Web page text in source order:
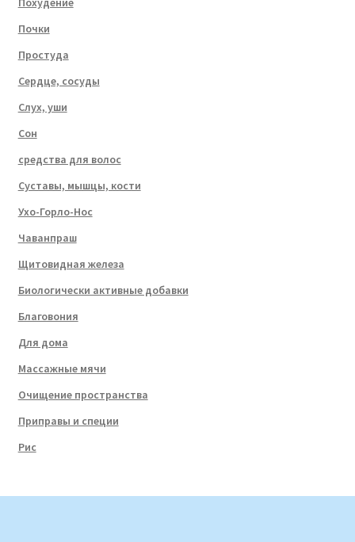
Почки
Простуда
Сердце, сосуды
Слух, уши
Сон
средства для волос
Суставы, мышцы, кости
Ухо-Горло-Нос
Чаванпраш
Щитовидная железа
Биологически активные добавки
Благовония
Для дома
Массажные мячи
Очищение пространства
Приправы и специи
Рис